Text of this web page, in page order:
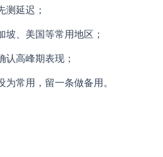
测延迟；
坡、美国等常用地区；
认高峰期表现；
常用，留一条做备用。